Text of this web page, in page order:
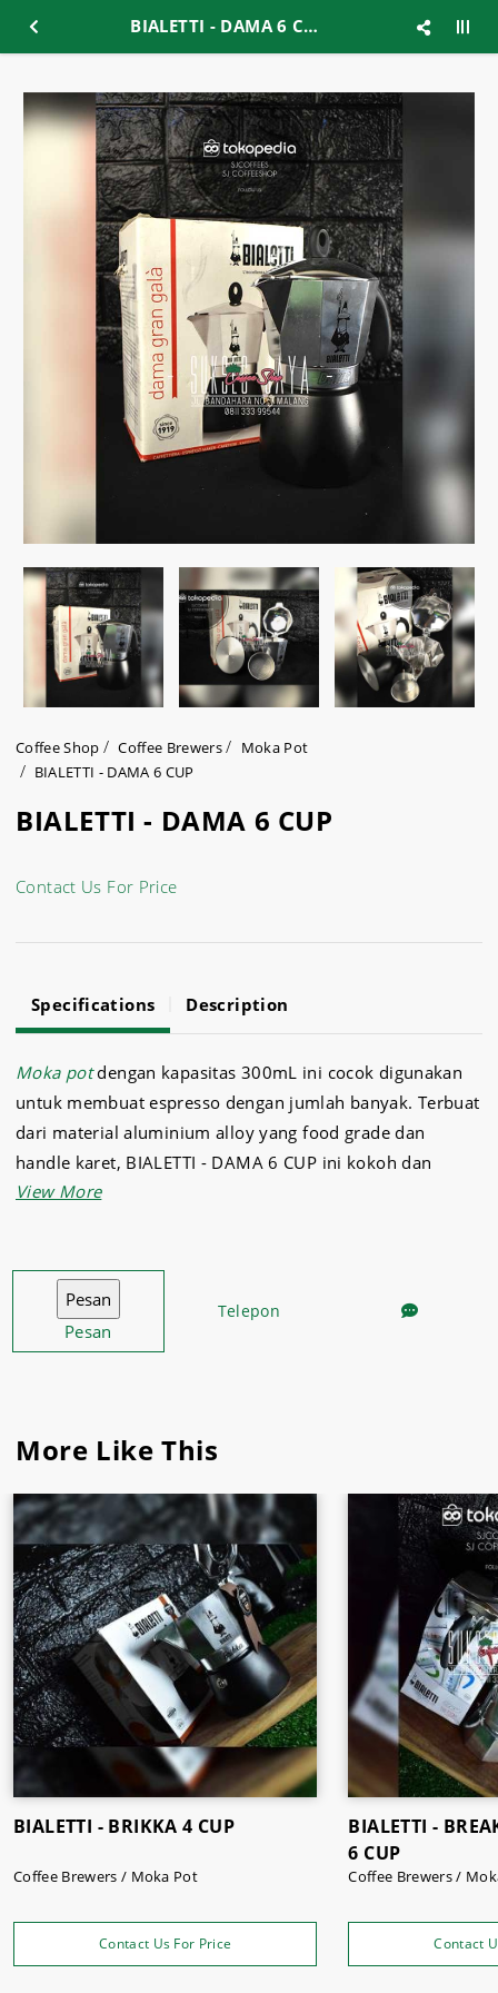
BIALETTI - DAMA 6 CUP
Coffee Shop Coffee Brewers
Moka Pot
BIALETTI - DAMA 6 CUP
BIALETTI - DAMA 6 CUP
Contact Us For Price
Specifications Description
Moka potdengan kapasitas 300mL ini cocok digunakan
untuk membuat espresso dengan jumlah banyak. Terbuat
dari material aluminium alloy yang food grade dan
handle karet, BIALETTI - DAMA 6 CUP ini kokoh dan
nyaman digunakan. Alat ini digunakan sebagai alat seduh
mendidih dari bagian bawah ke atas, sehingga
menghasilkan kopi kental (strong).
terbaik.
Sukses Jaya
adalah tempat yang tepat untuk menjadi
supplier berbagai kebutuhan bisnis Anda. Sukses Jaya,
Supermarket dan Supplier Mesin Kopi & Bahan Makanan
Malang.
Pesan
Telepon
More Like This
BIALETTI - BRIKKA 4 CUP
Coffee Brewers / Moka Pot
Contact Us For Price
BIALETTI -
6 CUP
Coffee Brewers /
Contact